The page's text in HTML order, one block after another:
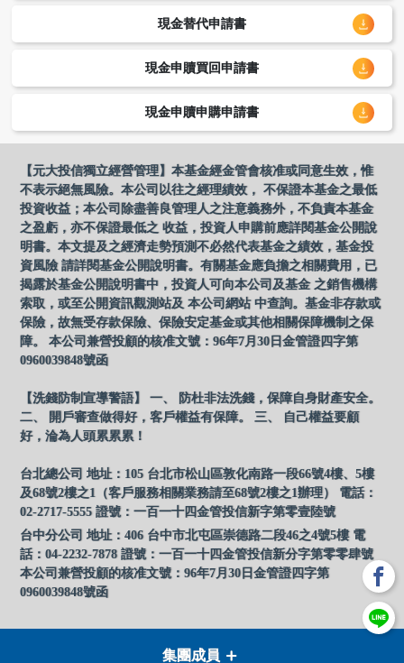
現金替代申請書
現金申贖買回申請書
現金申贖申購申請書
【元大投信獨立經營管理】本基金經金管會核准或同意生效，惟
不表示絕無風險。本公司以往之經理績效， 不保證本基金之最低
投資收益；本公司除盡善良管理人之注意義務外，不負責本基金
之盈虧，亦不保證最低之 收益，投資人申購前應詳閱基金公開說
明書。本文提及之經濟走勢預測不必然代表基金之績效，基金投
資風險 請詳閱基金公開說明書。有關基金應負擔之相關費用，已
揭露於基金公開說明書中，投資人可向本公司及基金 之銷售機構
索取，或至公開資訊觀測站及 本公司網站 中查詢。基金非存款或
保險，故無受存款保險、保險安定基金或其他相關保障機制之保
障。 本公司兼營投顧的核准文號：96年7月30日金管證四字第
0960039848號函
【洗錢防制宣導警語】 一、 防杜非法洗錢，保障自身財產安全。
二、 開戶審查做得好，客戶權益有保障。 三、 自己權益要顧
好，淪為人頭累累累！
台北總公司 地址：105 台北市松山區敦化南路一段66號4樓、5樓
及68號2樓之1（客戶服務相關業務請至68號2樓之1辦理） 電話：
02-2717-5555 證號：一百一十四金管投信新字第零壹陸號
台中分公司 地址：406 台中市北屯區崇德路二段46之4號5樓 電
話：04-2232-7878 證號：一百一十四金管投信新分字第零零肆號
本公司兼營投顧的核准文號：96年7月30日金管證四字第
0960039848號函
集團成員